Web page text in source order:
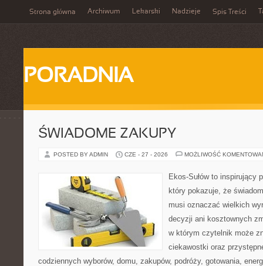
Strona główna Archiwum Lekarski Nadzieje Spis Treści
PORADNIA
ŚWIADOME ZAKUPY
POSTED BY ADMIN CZE - 27 - 2026 MOŻLIWOŚĆ
Ekos-Sułów to inspirujący
który pokazuje, że
musi oznaczać wielkich
decyzji ani kosztownych
w którym czytelnik może
ciekawostki oraz
codziennych wyborów, domu, zakupów, podróży, gotowania,